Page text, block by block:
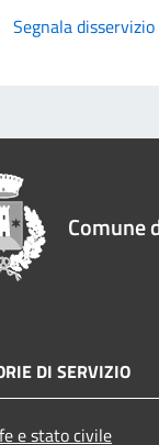
Segnala disservizio
Comune
DI SERVIZIO
e stato civile